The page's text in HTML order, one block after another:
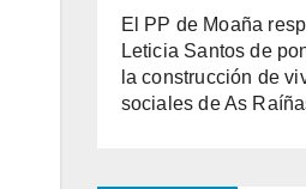
El PP de Moaña
Leticia Santos de
la construcción de
sociales de As